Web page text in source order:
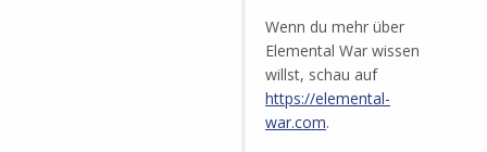
Wenn du mehr über
Elemental War wissen
willst, schau auf
https://elemental-
war.com.